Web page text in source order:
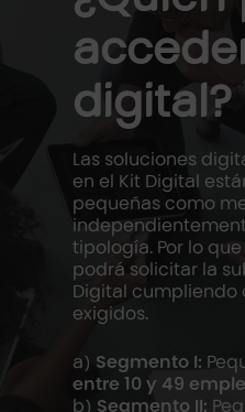
digital?
Las soluciones
en el Kit Digital
pequeñas como
tipología. Por lo
podrá solicitar la
Digital cumpliendo
exigidos.
a) Segmento I:
entre 10 y 49
b) Segmento II: